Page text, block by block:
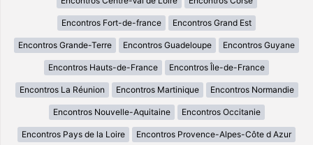
Encontros Fort-de-france Encontros Grand Est
Encontros Grande-Terre Encontros Guadeloupe Encontros Guyane
Encontros Hauts-de-France Encontros Île-de-France
Encontros La Réunion Encontros Martinique Encontros Normandie
Encontros Nouvelle-Aquitaine Encontros Occitanie
Encontros Pays de la Loire Encontros Provence-Alpes-Côte d Azur